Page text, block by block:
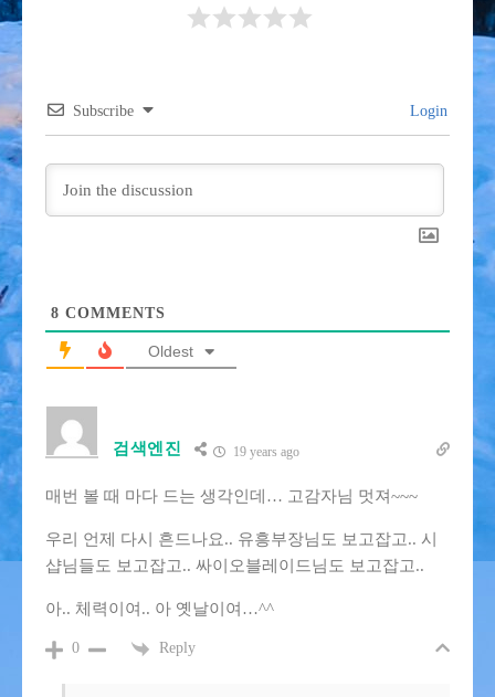
Subscribe Login
8 COMMENTS
Oldest
검색엔진 19 years ago
매번 볼 때 마다 드는 생각인데… 고감자님 멋져~~~
우리 언제 다시 흔드나요.. 유흥부장님도 보고잡고.. 시
샵님들도 보고잡고.. 싸이오블레이드님도 보고잡고..
아.. 체력이여.. 아 옛날이여…^^
0 Reply